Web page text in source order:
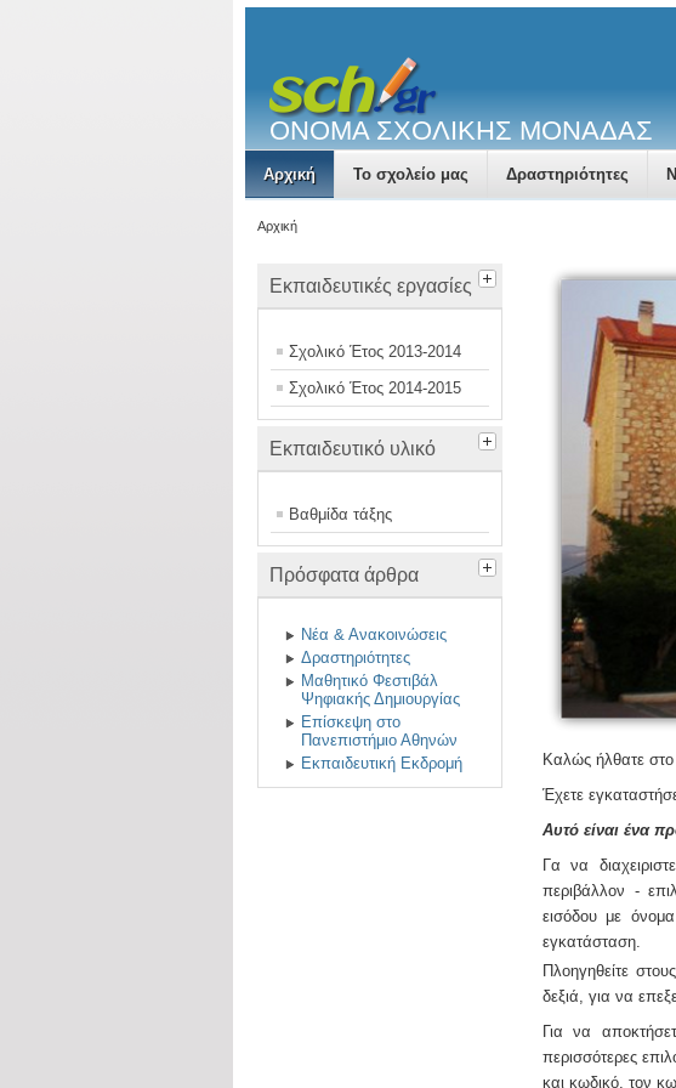
ΟΝΟΜΑ ΣΧΟΛΙΚΗΣ ΜΟΝΑΔΑΣ
Αρχική Το σχολείο μας Δραστηριότητες
Αρχική
Εκπαιδευτικές εργασίες
Σχολικό Έτος 2013-2014
Σχολικό Έτος 2014-2015
Εκπαιδευτικό υλικό
Βαθμίδα τάξης
Πρόσφατα άρθρα
Νέα & Ανακοινώσεις
Δραστηριότητες
Μαθητικό Φεστιβάλ
Ψηφιακής Δημιουργίας
Επίσκεψη στο
Πανεπιστήμιο Αθηνών
Εκπαιδευτική Εκδρομή
Καλώς ήλθατε
Έχετε
Αυτό είναι ένα
Γα να
περιβάλλον -
εισόδου με
εγκατάσταση.
Πλοηγηθείτε
δεξιά, για να
Για να
περισσότερες
και κωδικό, τον